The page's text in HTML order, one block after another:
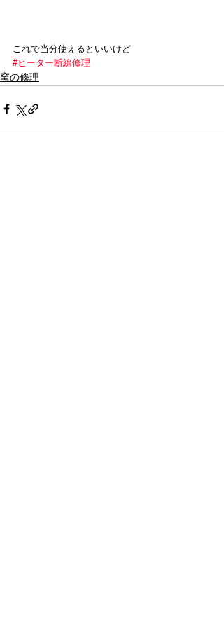
これで当分使えるといいけど
#ヒーター断線修理
窯の修理